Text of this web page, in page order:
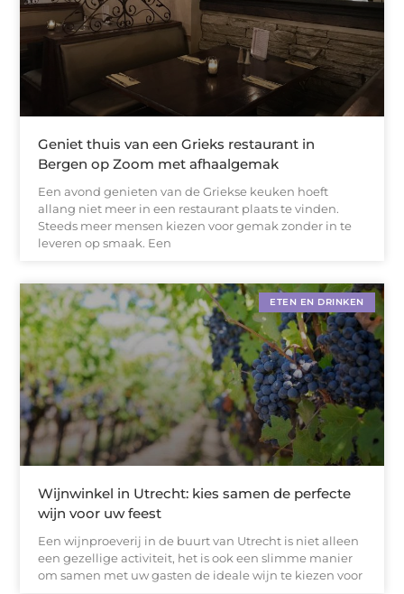
Geniet thuis van een Grieks restaurant in
Bergen op Zoom met afhaalgemak
Een avond genieten van de Griekse keuken hoeft
allang niet meer in een restaurant plaats te vinden.
Steeds meer mensen kiezen voor gemak zonder in te
leveren op smaak. Een
ETEN EN DRINKEN
Wijnwinkel in Utrecht: kies samen de perfecte
wijn voor uw feest
Een wijnproeverij in de buurt van Utrecht is niet alleen
een gezellige activiteit, het is ook een slimme manier
om samen met uw gasten de ideale wijn te kiezen voor